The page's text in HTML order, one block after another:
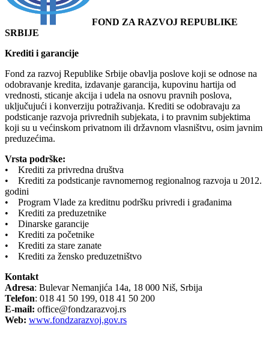
FOND ZA RAZVOJ REPUBLIKE
SRBIJE
Krediti i garancije
Fond za razvoj Republike Srbije obavlja poslove koji se odnose na
odobravanje kredita, izdavanje garancija, kupovinu hartija od
vrednosti, sticanje akcija i udela na osnovu pravnih poslova,
uključujući i konverziju potraživanja. Krediti se odobravaju za
podsticanje razvoja privrednih subjekata, i to pravnim subjektima
koji su u većinskom privatnom ili državnom vlasništvu, osim javnim
preduzećima.
Vrsta podrške:
• Krediti za privredna društva
• Krediti za podsticanje ravnomernog regionalnog razvoja u 2012.
godini
• Program Vlade za kreditnu podršku privredi i građanima
• Krediti za preduzetnike
• Dinarske garancije
• Krediti za početnike
• Krediti za stare zanate
• Krediti za žensko preduzetništvo
Kontakt
Adresa: Bulevar Nemanjića 14a, 18 000 Niš, Srbija
Telefon: 018 41 50 199, 018 41 50 200
E-mail: office@fondzarazvoj.rs
Web: www.fondzarazvoj.gov.rs